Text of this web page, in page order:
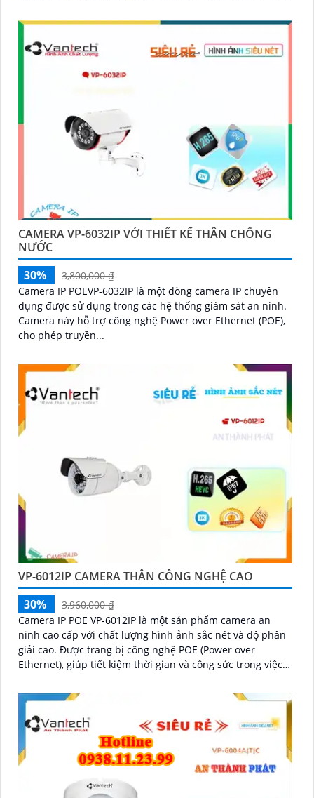
CAMERA VP-6032IP VỚI THIẾT KẾ THÂN CHỐNG
NƯỚC
30%
3,800,000 ₫
Camera IP POEVP-6032IP là một dòng camera IP chuyên
dụng được sử dụng trong các hệ thống giám sát an ninh.
Camera này hỗ trợ công nghệ Power over Ethernet (POE),
cho phép truyền...
VP-6012IP CAMERA THÂN CÔNG NGHỆ CAO
30%
3,960,000 ₫
Camera IP POE VP-6012IP là một sản phẩm camera an
ninh cao cấp với chất lượng hình ảnh sắc nét và độ phân
giải cao. Được trang bị công nghệ POE (Power over
Ethernet), giúp tiết kiệm thời gian và công sức trong việc